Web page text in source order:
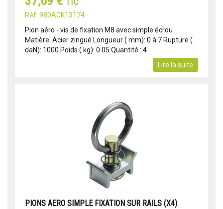
TTC
Réf: 980ACK13174
Pion aéro - vis de fixation M8 avec simple écrou
Matière: Acier zingué Longueur ( mm): 0 à 7 Rupture (
daN): 1000 Poids ( kg): 0.05 Quantité : 4
Lire la suite
PIONS AERO SIMPLE FIXATION SUR RAILS (X4)